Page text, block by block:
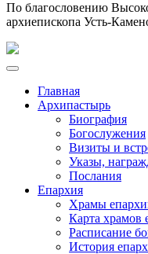
По благословению
архиепископа Усть-
Главная
Архипастырь
Биография
Богослужения
Визиты и
Указы,
Послания
Епархия
Храмы
Карта храмов
Расписание
История